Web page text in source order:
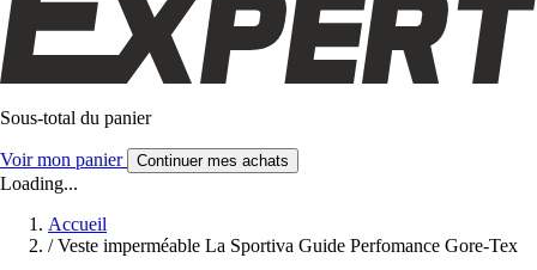
Sous-total du panier
Voir mon panier Continuer mes achats
Loading...
Accueil
/ Veste imperméable La Sportiva Guide Perfomance Gore-Tex